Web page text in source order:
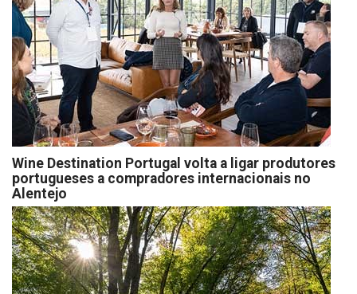
Wine Destination Portugal volta a ligar produtores
portugueses a compradores internacionais no
Alentejo